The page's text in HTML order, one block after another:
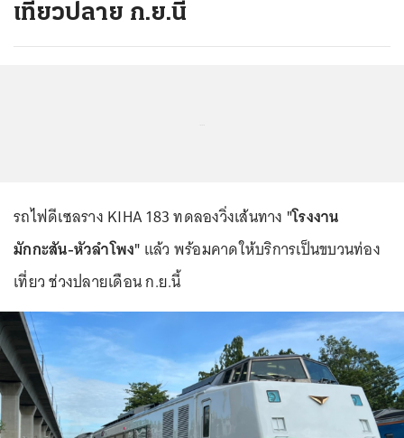
เที่ยวปลาย ก.ย.นี้
รถไฟดีเซลราง KIHA 183 ทดลองวิ่งเส้นทาง "โรงงาน
มักกะสัน-หัวลำโพง" แล้ว พร้อมคาดให้บริการเป็นขบวนท่อง
เที่ยว ช่วงปลายเดือน ก.ย.นี้